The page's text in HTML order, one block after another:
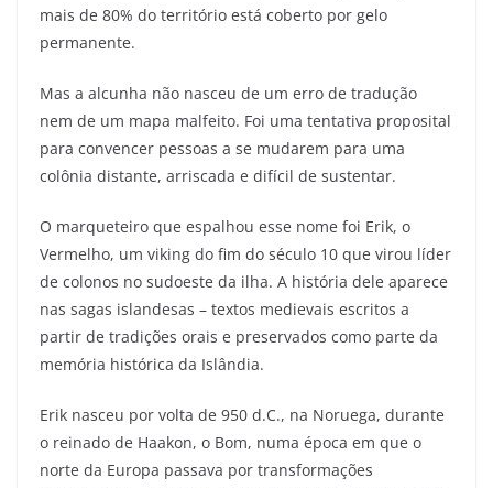
mais de 80% do território está coberto por gelo
permanente.
Mas a alcunha não nasceu de um erro de tradução
nem de um mapa malfeito. Foi uma tentativa proposital
para convencer pessoas a se mudarem para uma
colônia distante, arriscada e difícil de sustentar.
O marqueteiro que espalhou esse nome foi Erik, o
Vermelho, um viking do fim do século 10 que virou líder
de colonos no sudoeste da ilha. A história dele aparece
nas sagas islandesas – textos medievais escritos a
partir de tradições orais e preservados como parte da
memória histórica da Islândia.
Erik nasceu por volta de 950 d.C., na Noruega, durante
o reinado de Haakon, o Bom, numa época em que o
norte da Europa passava por transformações